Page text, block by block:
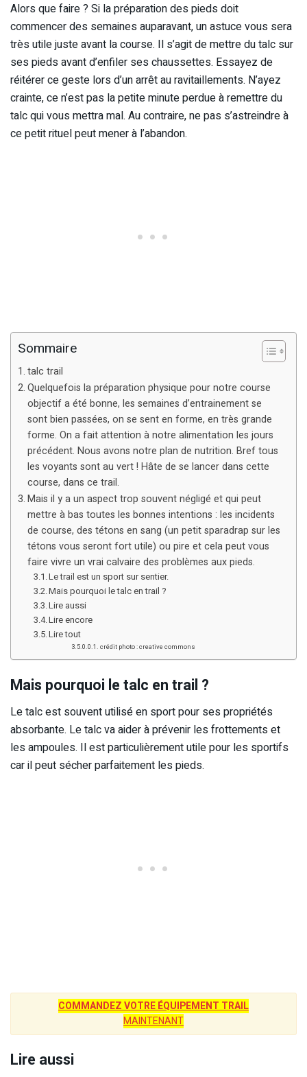
Alors que faire ? Si la préparation des pieds doit
commencer des semaines auparavant, un astuce vous sera
très utile juste avant la course. Il s’agit de mettre du talc sur
ses pieds avant d’enfiler ses chaussettes. Essayez de
réitérer ce geste lors d’un arrêt au ravitaillements. N’ayez
crainte, ce n’est pas la petite minute perdue à remettre du
talc qui vous mettra mal. Au contraire, ne pas s’astreindre à
ce petit rituel peut mener à l’abandon.
Sommaire
talc trail
Quelquefois la préparation physique pour notre course
objectif a été bonne, les semaines d’entrainement se
sont bien passées, on se sent en forme, en très grande
forme. On a fait attention à notre alimentation les jours
précédent. Nous avons notre plan de nutrition. Bref tous
les voyants sont au vert ! Hâte de se lancer dans cette
course, dans ce trail.
Mais il y a un aspect trop souvent négligé et qui peut
mettre à bas toutes les bonnes intentions : les incidents
de course, des tétons en sang (un petit sparadrap sur les
tétons vous seront fort utile) ou pire et cela peut vous
faire vivre un vrai calvaire des problèmes aux pieds.
Le trail est un sport sur sentier.
Mais pourquoi le talc en trail ?
Lire aussi
Lire encore
Lire tout
crédit photo : creative commons
Mais pourquoi le talc en trail ?
Le talc est souvent utilisé en sport pour ses propriétés
absorbante. Le talc va aider à prévenir les frottements et
les ampoules. Il est particulièrement utile pour les sportifs
car il peut sécher parfaitement les pieds.
COMMANDEZ VOTRE ÉQUIPEMENT TRAIL
MAINTENANT
Lire aussi